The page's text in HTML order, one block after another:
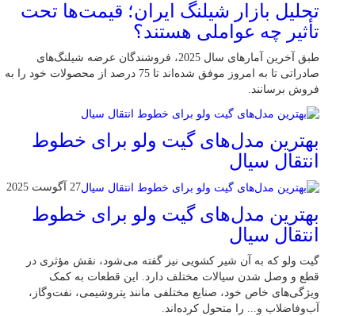
تحلیل بازار شیلنگ ایران؛ قیمت‌ها تحت
تأثیر چه عواملی هستند؟
طبق آخرین آمارهای سال 2025، فروشندگان عرضه شیلنگ‌های
صادراتی تا به امروز موفق شده‌اند تا 75 درصد از محصولات خود را به
فروش برسانند.
بهترین مدل‌های گیت ولو برای خطوط
انتقال سیال
27 آگوست 2025
بهترین مدل‌های گیت ولو برای خطوط
انتقال سیال
گیت ولو که به آن شیر کشویی نیز گفته می‌شود، نقش مؤثری در
قطع و وصل شدن سیالات مختلف دارد. این قطعات به کمک
ویژگی‌های خاص خود، صنایع مختلفی مانند پتروشیمی، نفت‌وگاز،
آب‌وفاضلاب و... را متحول کرده‌اند.